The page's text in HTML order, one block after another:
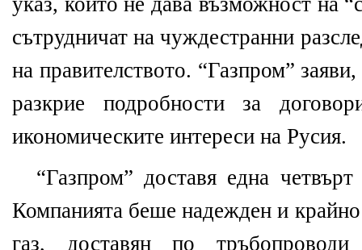
сътрудничат на чуждестранни
на правителството. “Газпром”
разкрие подробности за
икономическите интереси на Русия.
“Газпром” доставя една
Компанията беше надежден и
газ, доставян по тръбопроводи